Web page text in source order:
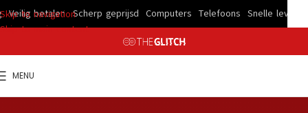
Skip to navigation
Skip to main content
MENU
betalen Scherp geprijsd Computers Telefoons Snelle levering